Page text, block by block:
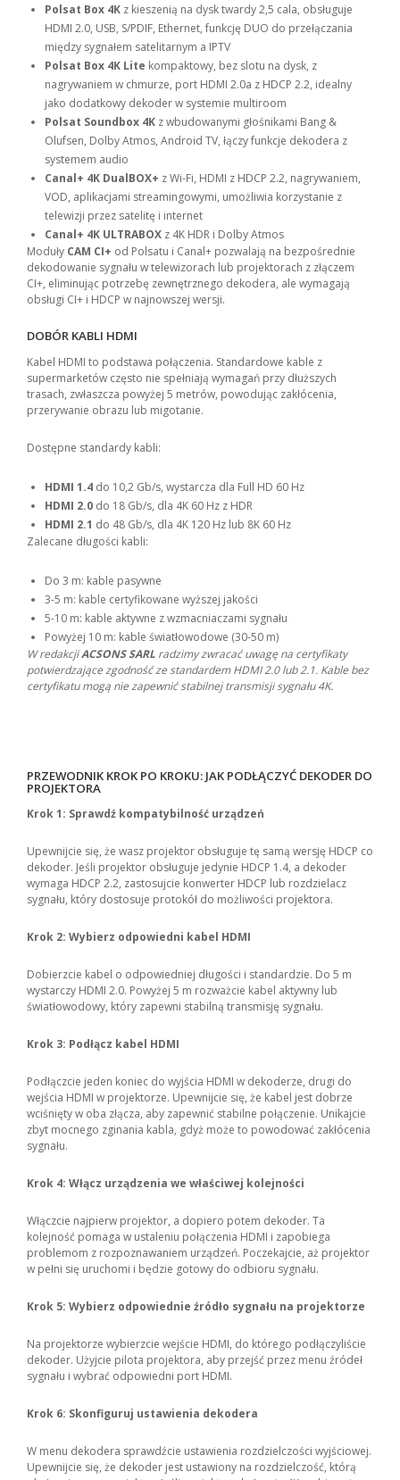
Polsat Box 4K z kieszenią na dysk twardy 2,5 cala, obsługuje
HDMI 2.0, USB, S/PDIF, Ethernet, funkcję DUO do przełączania
między sygnałem satelitarnym a IPTV
Polsat Box 4K Lite kompaktowy, bez slotu na dysk, z
nagrywaniem w chmurze, port HDMI 2.0a z HDCP 2.2, idealny
jako dodatkowy dekoder w systemie multiroom
Polsat Soundbox 4K z wbudowanymi głośnikami Bang &
Olufsen, Dolby Atmos, Android TV, łączy funkcje dekodera z
systemem audio
Canal+ 4K DualBOX+ z Wi-Fi, HDMI z HDCP 2.2, nagrywaniem,
VOD, aplikacjami streamingowymi, umożliwia korzystanie z
telewizji przez satelitę i internet
Canal+ 4K ULTRABOX z 4K HDR i Dolby Atmos
Moduły CAM CI+ od Polsatu i Canal+ pozwalają na bezpośrednie
dekodowanie sygnału w telewizorach lub projektorach z złączem
CI+, eliminując potrzebę zewnętrznego dekodera, ale wymagają
obsługi CI+ i HDCP w najnowszej wersji.
DOBÓR KABLI HDMI
Kabel HDMI to podstawa połączenia. Standardowe kable z
supermarketów często nie spełniają wymagań przy dłuższych
trasach, zwłaszcza powyżej 5 metrów, powodując zakłócenia,
przerywanie obrazu lub migotanie.
Dostępne standardy kabli:
HDMI 1.4 do 10,2 Gb/s, wystarcza dla Full HD 60 Hz
HDMI 2.0 do 18 Gb/s, dla 4K 60 Hz z HDR
HDMI 2.1 do 48 Gb/s, dla 4K 120 Hz lub 8K 60 Hz
Zalecane długości kabli:
Do 3 m: kable pasywne
3-5 m: kable certyfikowane wyższej jakości
5-10 m: kable aktywne z wzmacniaczami sygnału
Powyżej 10 m: kable światłowodowe (30-50 m)
W redakcjiACSONS SARL radzimy zwracać uwagę na certyfikaty
potwierdzające zgodność ze standardem HDMI 2.0 lub 2.1. Kable bez
certyfikatu mogą nie zapewnić stabilnej transmisji sygnału 4K.
PRZEWODNIK KROK PO KROKU: JAK PODŁĄCZYĆ DEKODER DO
PROJEKTORA
Krok 1: Sprawdź kompatybilność urządzeń
Upewnijcie się, że wasz projektor obsługuje tę samą wersję HDCP co
dekoder. Jeśli projektor obsługuje jedynie HDCP 1.4, a dekoder
wymaga HDCP 2.2, zastosujcie konwerter HDCP lub rozdzielacz
sygnału, który dostosuje protokół do możliwości projektora.
Krok 2: Wybierz odpowiedni kabel HDMI
Dobierzcie kabel o odpowiedniej długości i standardzie. Do 5 m
wystarczy HDMI 2.0. Powyżej 5 m rozważcie kabel aktywny lub
światłowodowy, który zapewni stabilną transmisję sygnału.
Krok 3: Podłącz kabel HDMI
Podłączcie jeden koniec do wyjścia HDMI w dekoderze, drugi do
wejścia HDMI w projektorze. Upewnijcie się, że kabel jest dobrze
wciśnięty w oba złącza, aby zapewnić stabilne połączenie. Unikajcie
zbyt mocnego zginania kabla, gdyż może to powodować zakłócenia
sygnału.
Krok 4: Włącz urządzenia we właściwej kolejności
Włączcie najpierw projektor, a dopiero potem dekoder. Ta
kolejność pomaga w ustaleniu połączenia HDMI i zapobiega
problemom z rozpoznawaniem urządzeń. Poczekajcie, aż projektor
w pełni się uruchomi i będzie gotowy do odbioru sygnału.
Krok 5: Wybierz odpowiednie źródło sygnału na projektorze
Na projektorze wybierzcie wejście HDMI, do którego podłączyliście
dekoder. Użyjcie pilota projektora, aby przejść przez menu źródeł
sygnału i wybrać odpowiedni port HDMI.
Krok 6: Skonfiguruj ustawienia dekodera
W menu dekodera sprawdźcie ustawienia rozdzielczości wyjściowej.
Upewnijcie się, że dekoder jest ustawiony na rozdzielczość, którą